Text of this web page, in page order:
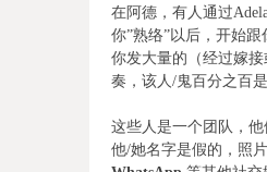
在阿德，有人通过
你”熟络”以后，开始
你发大量的（经过嫁
奏，该人/鬼百分之百是
这些人是一个团队，他
他/她名字是假的，照